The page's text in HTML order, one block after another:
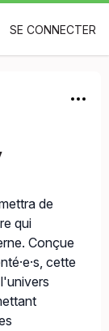
SE CONNECTER
de
qui
Conçue
cette